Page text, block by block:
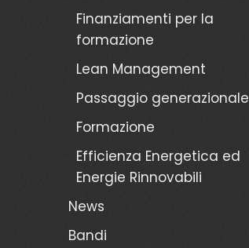
Finanziamenti per la
formazione
Lean Management
Passaggio generazionale
Formazione
Efficienza Energetica ed
Energie Rinnovabili
News
Bandi